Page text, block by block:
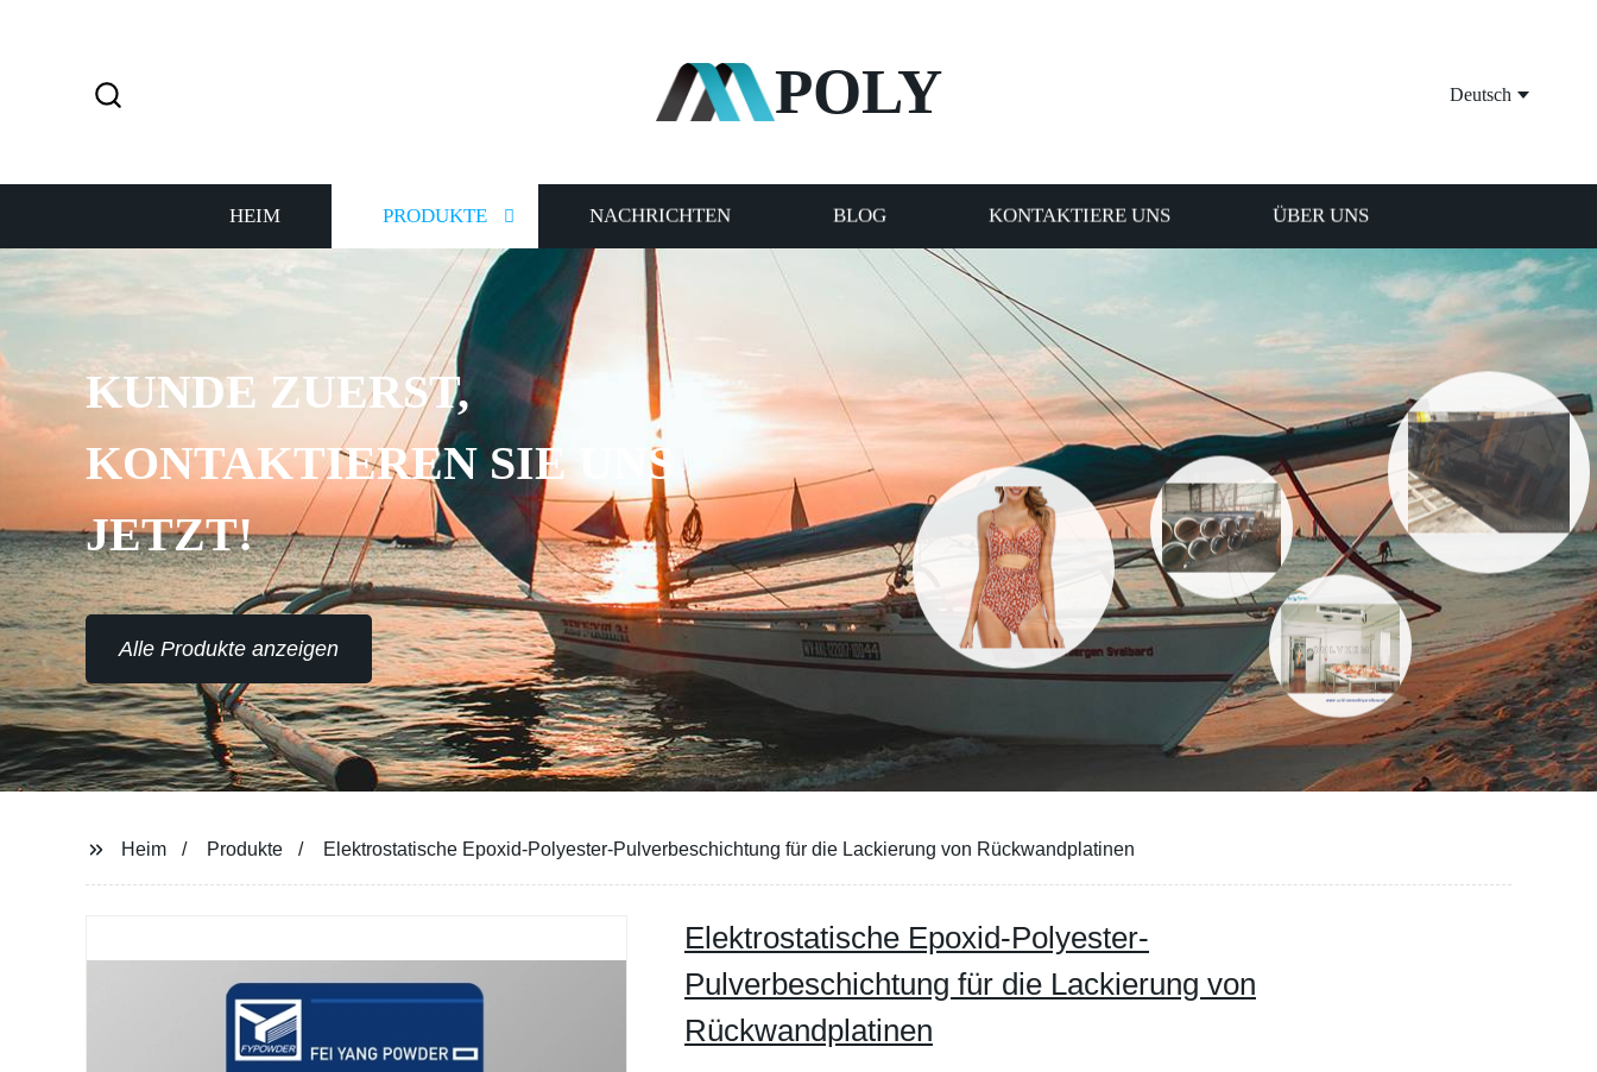
POLY Deutsch
HEIM PRODUKTE NACHRICHTEN BLOG KONTAKTIERE UNS ÜBER UNS
KUNDE ZUERST,
KONTAKTIEREN SIE UNS
JETZT!
Alle Produkte anzeigen
Heim Produkte Elektrostatische Epoxid-Polyester-Pulverbeschichtung für die Lackierung von Rückwandplatinen
Elektrostatische Epoxid-Polyester-
Pulverbeschichtung für die Lackierung von
Rückwandplatinen